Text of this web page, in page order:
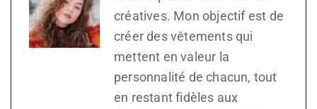
créatives. Mon objectif est de
créer des vêtements qui
mettent en valeur la
personnalité de chacun, tout
en restant fidèles aux